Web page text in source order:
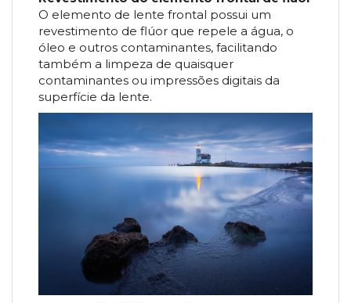
O elemento de lente frontal possui um
revestimento de flúor que repele a água, o
óleo e outros contaminantes, facilitando
também a limpeza de quaisquer
contaminantes ou impressões digitais da
superfície da lente.